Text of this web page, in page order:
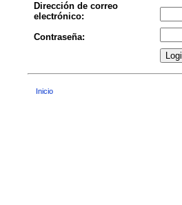
Dirección de correo
electrónico:
Contraseña:
Inicio